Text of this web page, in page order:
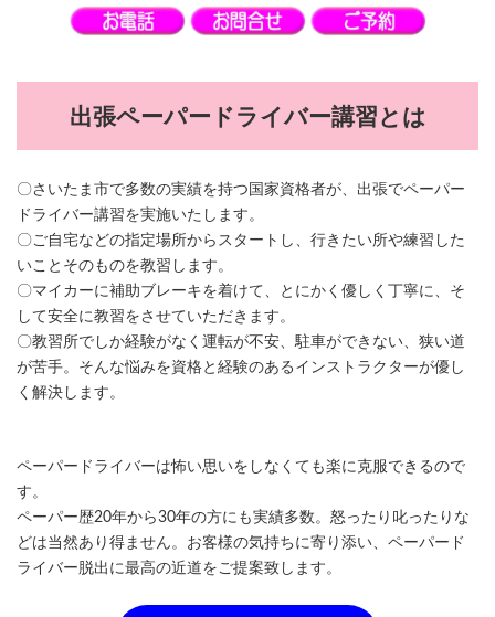
出張ペーパードライバー講習とは
〇さいたま市で多数の実績を持つ国家資格者が、出張でペーパー
ドライバー講習を実施いたします。
〇ご自宅などの指定場所からスタートし、行きたい所や練習した
いことそのものを教習します。
〇マイカーに補助ブレーキを着けて、とにかく優しく丁寧に、そ
して安全に教習をさせていただきます。
〇教習所でしか経験がなく運転が不安、駐車ができない、狭い道
が苦手。そんな悩みを資格と経験のあるインストラクターが優し
く解決します。
ペーパードライバーは怖い思いをしなくても楽に克服できるので
す。
ペーパー歴20年から30年の方にも実績多数。怒ったり叱ったりな
どは当然あり得ません。お客様の気持ちに寄り添い、ペーパード
ライバー脱出に最高の近道をご提案致します。